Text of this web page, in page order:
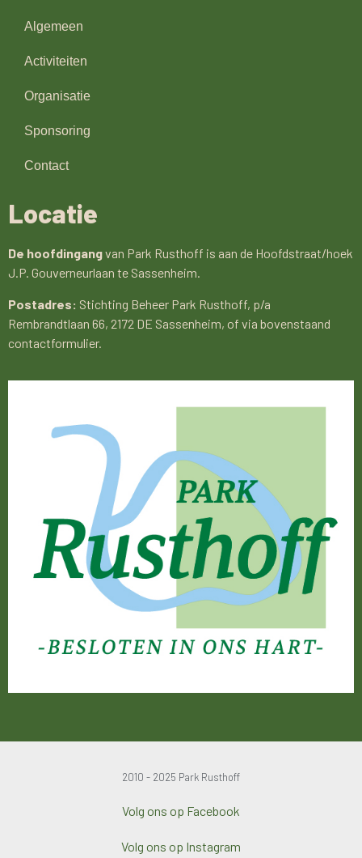
Algemeen
Activiteiten
Organisatie
Sponsoring
Contact
Locatie
De hoofdingangvan Park Rusthoff is aan de Hoofdstraat/hoek
J.P. Gouverneurlaan te Sassenheim.
Postadres: Stichting Beheer Park Rusthoff, p/a
Rembrandtlaan 66, 2172 DE Sassenheim, of via bovenstaand
contactformulier.
2010 - 2025 Park Rusthoff
Volg ons op Facebook
Volg ons op Instagram